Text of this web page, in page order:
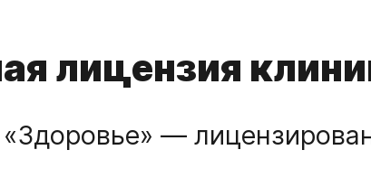
лицензия
«Здоровье» —